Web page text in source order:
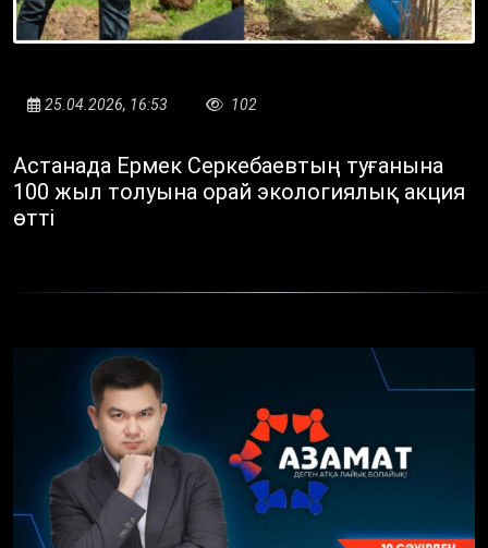
25.04.2026, 16:53 102
Астанада Ермек Серкебаевтың туғанына
100 жыл толуына орай экологиялық акция
өтті